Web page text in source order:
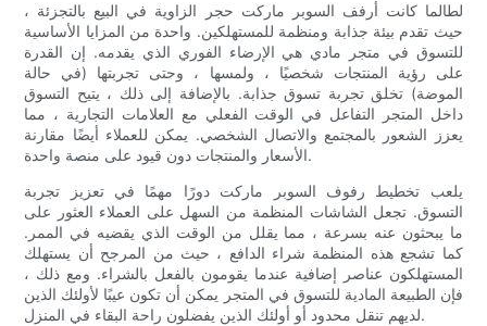
لطالما كانت أرفف السوبر ماركت حجر الزاوية في البيع بالتجزئة ،
حيث تقدم بيئة جذابة ومنظمة للمستهلكين. واحدة من المزايا الأساسية
للتسوق في متجر مادي هي الإرضاء الفوري الذي يقدمه. إن القدرة
على رؤية المنتجات شخصيًا ، ولمسها ، وحتى تجربتها (في حالة
الموضة) تخلق تجربة تسوق جذابة. بالإضافة إلى ذلك ، يتيح التسوق
داخل المتجر التفاعل في الوقت الفعلي مع العلامات التجارية ، مما
يعزز الشعور بالمجتمع والاتصال الشخصي. يمكن للعملاء أيضًا مقارنة
الأسعار والمنتجات دون قيود على منصة واحدة.
يلعب تخطيط رفوف السوبر ماركت دورًا مهمًا في تعزيز تجربة
التسوق. تجعل الشاشات المنظمة من السهل على العملاء العثور على
ما يبحثون عنه بسرعة ، مما يقلل من الوقت الذي يقضيه في الممر.
كما تشجع هذه المنظمة شراء الدافع ، حيث من المرجح أن يستهلك
المستهلكون عناصر إضافية عندما يقومون بالفعل بالشراء. ومع ذلك ،
فإن الطبيعة المادية للتسوق في المتجر يمكن أن تكون عيبًا لأولئك الذين
لديهم تنقل محدود أو أولئك الذين يفضلون راحة البقاء في المنزل.